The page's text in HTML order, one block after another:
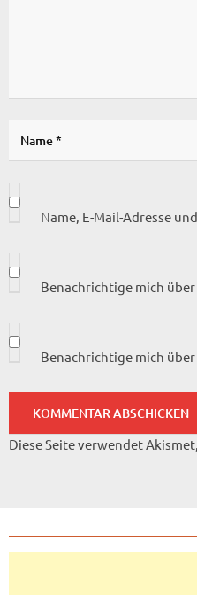
Name, E-Mail-Adresse
Benachrichtige mich
Benachrichtige mich
Diese Seite verwendet